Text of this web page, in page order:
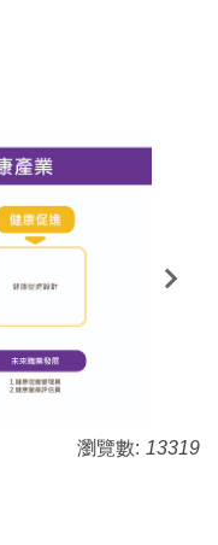
瀏覽數: 13319